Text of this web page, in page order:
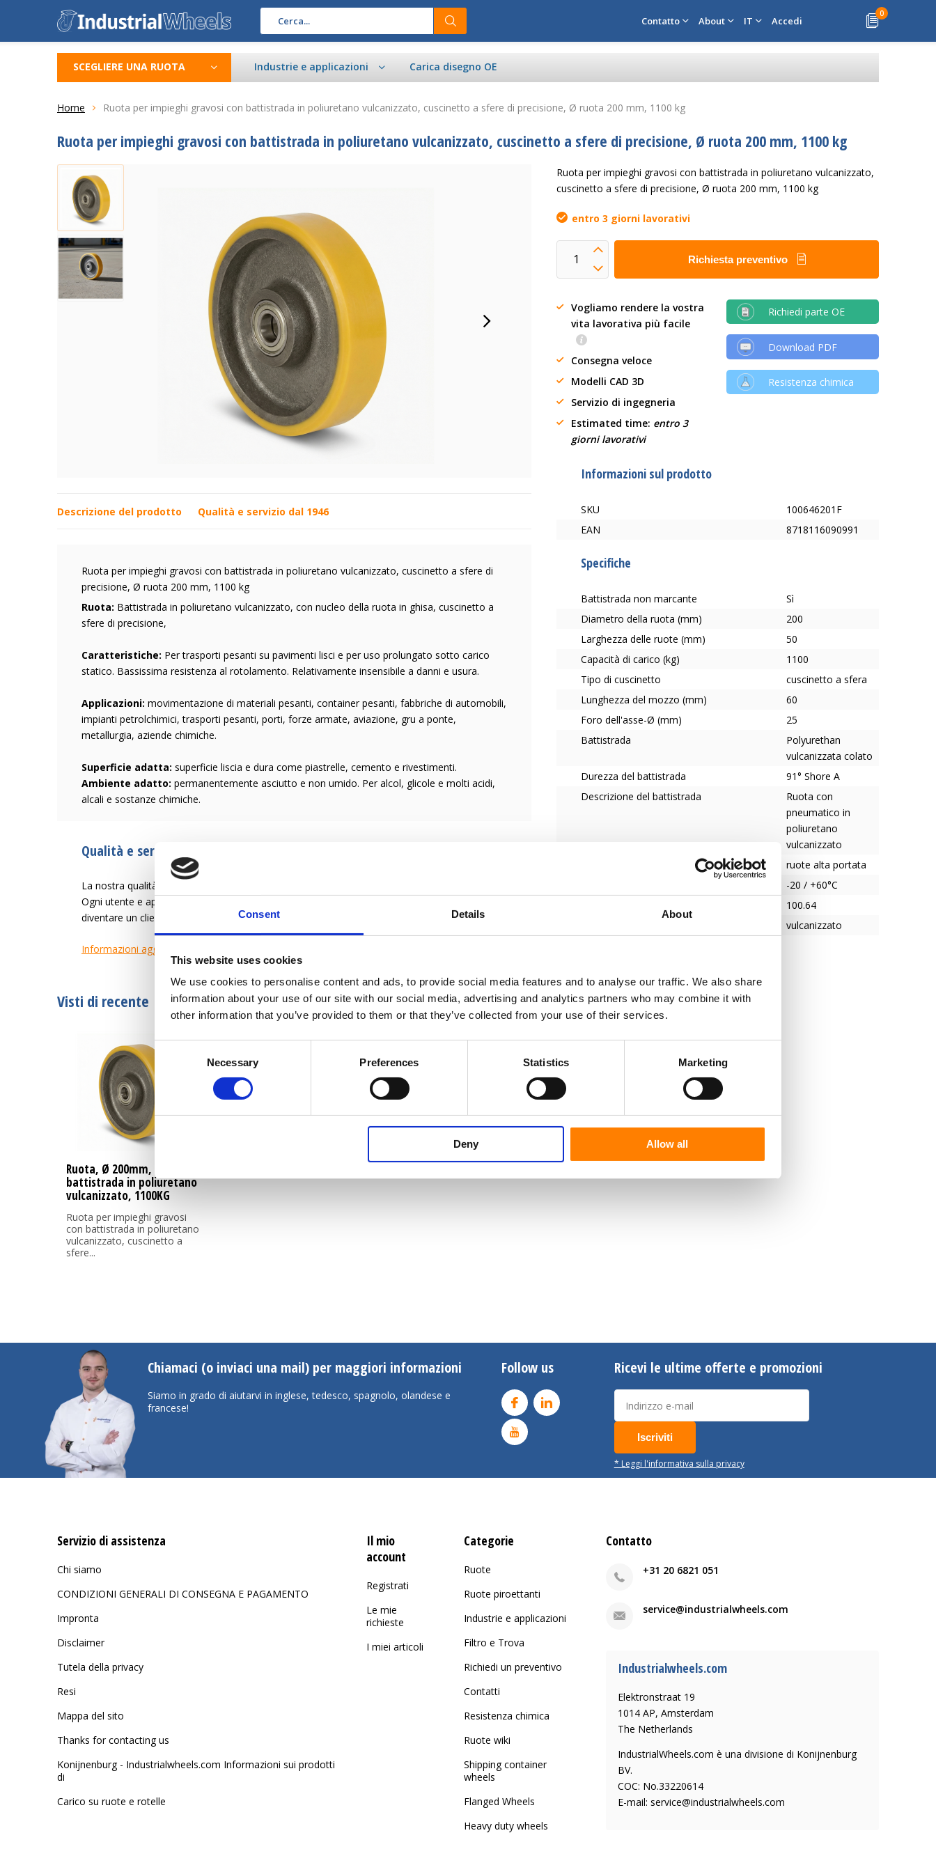
Consent Details About
This website uses cookies
We use cookies to personalise content and ads, to provide social media features and to analyse our traffic. We also share
information about your use of our site with our social media, advertising and analytics partners who may combine it with
other information that you’ve provided to them or that they’ve collected from your use of their services.
Consent
Necessary Preferences Statistics Marketing
Deny Allow all
Contatto About IT Accedi
0
SCEGLIERE UNA RUOTA Industrie e applicazioni Carica disegno OE
Home Ruota per impieghi gravosi con battistrada in poliuretano vulcanizzato, cuscinetto a sfere di precisione, Ø ruota 200 mm, 1100 kg
Ruota per impieghi gravosi con battistrada in poliuretano vulcanizzato, cuscinetto a sfere di precisione, Ø ruota 200 mm, 1100 kg
Descrizione del prodotto Qualità e servizio dal 1946
Ruota per impieghi gravosi con battistrada in poliuretano vulcanizzato, cuscinetto a sfere di
precisione, Ø ruota 200 mm, 1100 kg
Ruota: Battistrada in poliuretano vulcanizzato, con nucleo della ruota in ghisa, cuscinetto a
sfere di precisione,
Caratteristiche: Per trasporti pesanti su pavimenti lisci e per uso prolungato sotto carico
statico. Bassissima resistenza al rotolamento. Relativamente insensibile a danni e usura.
Applicazioni: movimentazione di materiali pesanti, container pesanti, fabbriche di automobili,
impianti petrolchimici, trasporti pesanti, porti, forze armate, aviazione, gru a ponte,
metallurgia, aziende chimiche.
Superficie adatta: superficie liscia e dura come piastrelle, cemento e rivestimenti.
Ambiente adatto: permanentemente asciutto e non umido. Per alcol, glicole e molti acidi,
alcali e sostanze chimiche.
Qualità e servizio dal 1946
La nostra qualità è la creazione di una vita lavorativa più facile per l'utilizzatore della ruota.
Ogni utente e applicazione ha esigenze diverse. Fateci sapere come possiamo aiutarvi a
diventare un cliente soddisfatto.
Informazioni aggiuntive
Ruota per impieghi gravosi con battistrada in poliuretano vulcanizzato,
cuscinetto a sfere di precisione, Ø ruota 200 mm, 1100 kg
entro 3 giorni lavorativi
Richiesta preventivo
Vogliamo rendere la vostra
vita lavorativa più facile
Consegna veloce
Modelli CAD 3D
Servizio di ingegneria
Estimated time: entro 3
giorni lavorativi
Richiedi parte OE
Download PDF
Resistenza chimica
Informazioni sul prodotto
SKU
100646201F
EAN
8718116090991
Specifiche
Battistrada non marcante
Sì
Diametro della ruota (mm)
200
Larghezza delle ruote (mm)
50
Capacità di carico (kg)
1100
Tipo di cuscinetto
cuscinetto a sfera
Lunghezza del mozzo (mm)
60
Foro dell'asse-Ø (mm)
25
Battistrada
Polyurethan
vulcanizzata colato
Durezza del battistrada
91° Shore A
Descrizione del battistrada
Ruota con
pneumatico in
poliuretano
vulcanizzato
ruote alta portata
-20 / +60°C
100.64
vulcanizzato
Visti di recente
Ruota, Ø 200mm,
battistrada in poliuretano
vulcanizzato, 1100KG
Ruota per impieghi gravosi
con battistrada in poliuretano
vulcanizzato, cuscinetto a
sfere...
Chiamaci (o inviaci una mail) per maggiori informazioni
Siamo in grado di aiutarvi in inglese, tedesco, spagnolo, olandese e
francese!
Follow us Ricevi le ultime offerte e promozioni
Iscriviti
* Leggi l'informativa sulla privacy
Servizio di assistenza
Chi siamo
CONDIZIONI GENERALI DI CONSEGNA E PAGAMENTO
Impronta
Disclaimer
Tutela della privacy
Resi
Mappa del sito
Thanks for contacting us
Konijnenburg - Industrialwheels.com Informazioni sui prodotti
di
Carico su ruote e rotelle
Il mio
account
Registrati
Le mie
richieste
I miei articoli
Categorie
Ruote
Ruote piroettanti
Industrie e applicazioni
Filtro e Trova
Richiedi un preventivo
Contatti
Resistenza chimica
Ruote wiki
Shipping container
wheels
Flanged Wheels
Heavy duty wheels
Contatto
+31 20 6821 051
service@industrialwheels.com
Industrialwheels.com
Elektronstraat 19
1014 AP, Amsterdam
The Netherlands
IndustrialWheels.com è una divisione di Konijnenburg
BV.
COC: No.33220614
E-mail: service@industrialwheels.com